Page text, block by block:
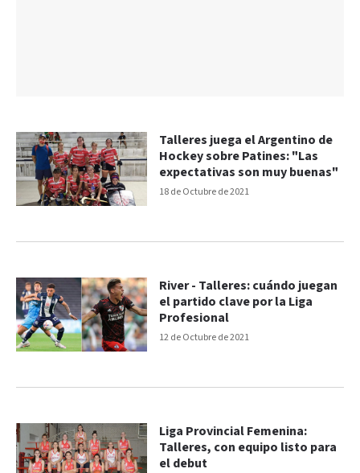
18 de Octubre de 2021
Talleres juega el Argentino de
Hockey sobre Patines: "Las
expectativas son muy buenas"
12 de Octubre de 2021
River - Talleres: cuándo juegan
el partido clave por la Liga
Profesional
Liga Provincial Femenina:
Talleres, con equipo listo para
el debut